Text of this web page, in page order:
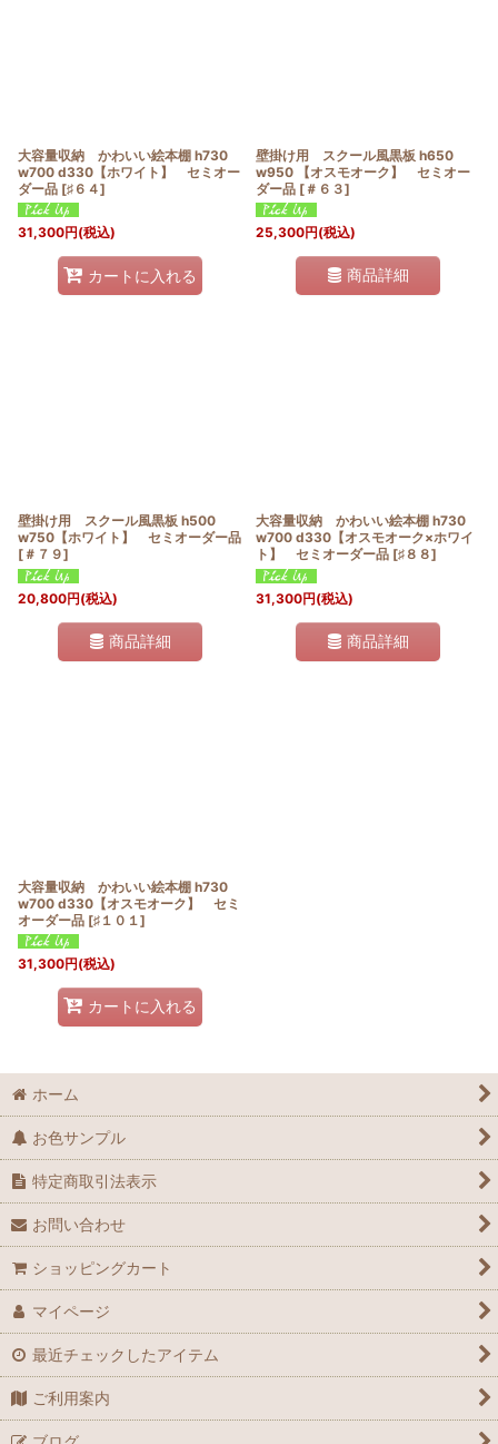
大容量収納 かわいい絵本棚 h730
w700 d330【ホワイト】 セミオー
ダー品 [♯６４]
31,300円(税込)
カートに入れる
壁掛け用 スクール風黒板 h650
w950 【オスモオーク】 セミオー
ダー品 [ ＃６３]
25,300円(税込)
商品詳細
壁掛け用 スクール風黒板 h500
w750【ホワイト】 セミオーダー品
[ ＃７９]
20,800円(税込)
商品詳細
大容量収納 かわいい絵本棚 h730
w700 d330【オスモオーク×ホワイ
ト】 セミオーダー品 [♯８８]
31,300円(税込)
商品詳細
大容量収納 かわいい絵本棚 h730
w700 d330【オスモオーク】 セミ
オーダー品 [♯１０１ ]
31,300円(税込)
カートに入れる
ホーム
お色サンプル
特定商取引法表示
お問い合わせ
ショッピングカート
マイページ
最近チェックしたアイテム
ご利用案内